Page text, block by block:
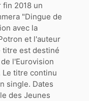
2018 un
"Dingue de
avec la
et l'auteur
titre est destiné
l'Eurovision
Le titre continu
single. Dates
des Jeunes